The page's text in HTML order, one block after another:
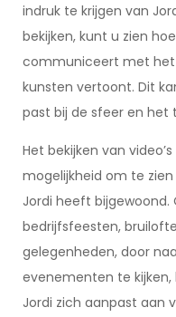
indruk te krijgen van
bekijken, kunt u zien
communiceert met het
kunsten vertoont. Dit
past bij de sfeer en
Het bekijken van
mogelijkheid om te
Jordi heeft
bedrijfsfeesten,
gelegenheden, door
evenementen te kijken,
Jordi zich aanpast aan